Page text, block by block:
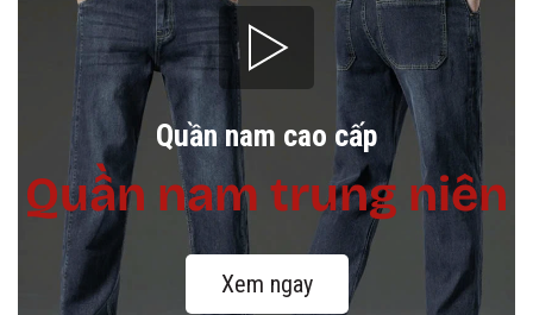
Quần nam cao cấp
Quần nam trung niên
Xem ngay